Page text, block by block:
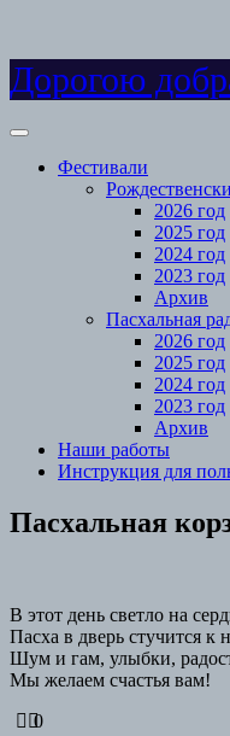
Skip
to
Дорогою
Open
Фестивали
2026 год
2025 год
2024 год
2023 год
Архив
Пасхальная
2026 год
2025 год
2024 год
2023 год
Архив
Наши работы
Инструкция для
Close
Menu
Пасхальная
В этот день светло на
Пасха в дверь стучится к
Шум и гам, улыбки,
Мы желаем счастья вам!
0